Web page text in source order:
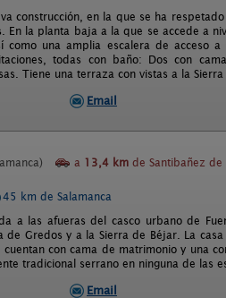
construcción, en la que se ha
En la planta baja a la que se accede a
como una amplia escalera de acceso
todas con baño: Dos con
Tiene una terraza con vistas a la
Email
a 13,4 km de Santibañez de
45 km de Salamanca
a las afueras del casco urbano de
de Gredos y a la Sierra de Béjar. La
con cama de matrimonio y una
tradicional serrano en ninguna de las
Email